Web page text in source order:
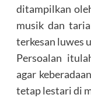
ditampilkan
musik dan
terkesan luwes
Persoalan
agar
tetap lestari di